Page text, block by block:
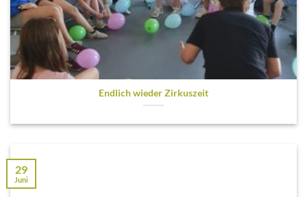
Endlich wieder Zirkuszeit
29
Juni